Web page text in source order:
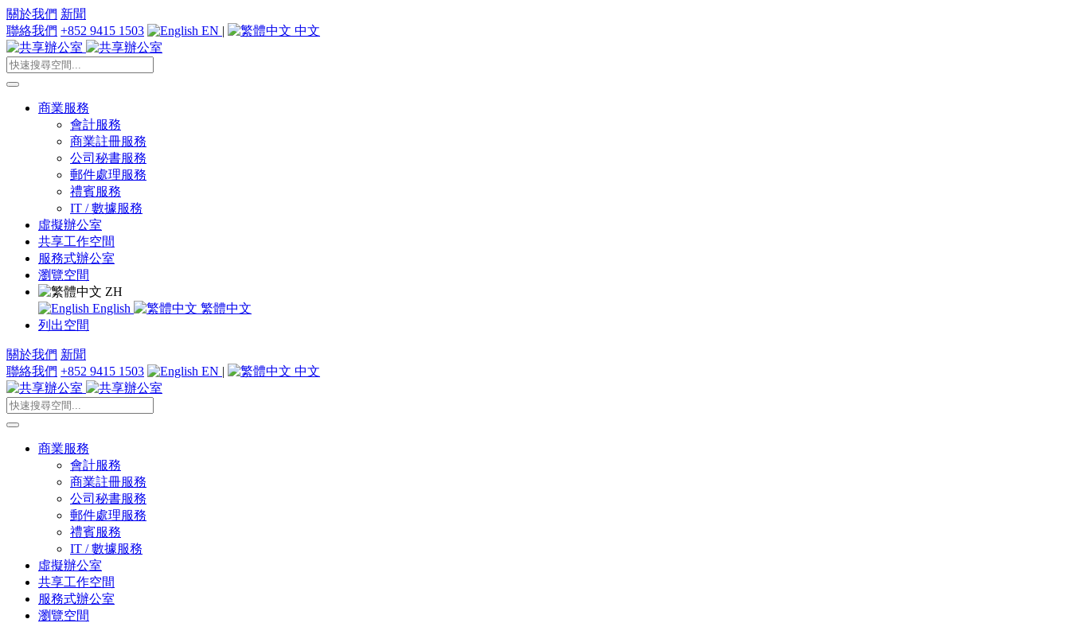
關於我們 新聞
聯絡我們 +852 9415 1503 EN | 中文
商業服務
會計服務
商業註冊服務
公司秘書服務
郵件處理服務
禮賓服務
IT / 數據服務
虛擬辦公室
共享工作空間
服務式辦公室
瀏覽空間
ZH
English
繁體中文
列出空間
關於我們 新聞
聯絡我們 +852 9415 1503 EN | 中文
商業服務
會計服務
商業註冊服務
公司秘書服務
郵件處理服務
禮賓服務
IT / 數據服務
虛擬辦公室
共享工作空間
服務式辦公室
瀏覽空間